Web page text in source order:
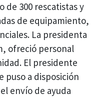
de 300 rescatistas y
de equipamiento,
La presidenta
ofreció personal
El presidente
puso a disposición
envío de ayuda